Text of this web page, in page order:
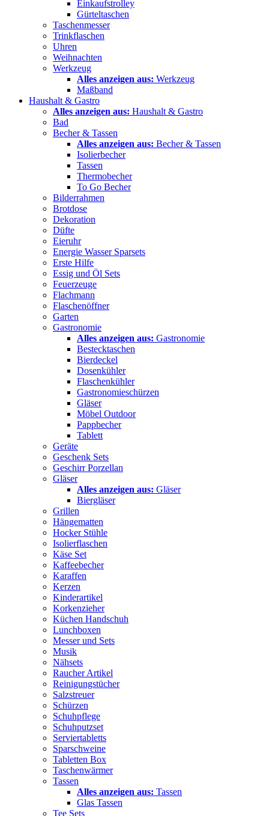
Einkaufstrolley
Gürteltaschen
Taschenmesser
Trinkflaschen
Uhren
Weihnachten
Werkzeug
Alles anzeigen aus: Werkzeug
Maßband
Haushalt & Gastro
Alles anzeigen aus: Haushalt & Gastro
Bad
Becher & Tassen
Alles anzeigen aus: Becher & Tassen
Isolierbecher
Tassen
Thermobecher
To Go Becher
Bilderrahmen
Brotdose
Dekoration
Düfte
Eieruhr
Energie Wasser Sparsets
Erste Hilfe
Essig und Öl Sets
Feuerzeuge
Flachmann
Flaschenöffner
Garten
Gastronomie
Alles anzeigen aus: Gastronomie
Bestecktaschen
Bierdeckel
Dosenkühler
Flaschenkühler
Gastronomieschürzen
Gläser
Möbel Outdoor
Pappbecher
Tablett
Geräte
Geschenk Sets
Geschirr Porzellan
Gläser
Alles anzeigen aus: Gläser
Biergläser
Grillen
Hängematten
Hocker Stühle
Isolierflaschen
Käse Set
Kaffeebecher
Karaffen
Kerzen
Kinderartikel
Korkenzieher
Küchen Handschuh
Lunchboxen
Messer und Sets
Musik
Nähsets
Raucher Artikel
Reinigungstücher
Salzstreuer
Schürzen
Schuhpflege
Schuhputzset
Serviertabletts
Sparschweine
Tabletten Box
Taschenwärmer
Tassen
Alles anzeigen aus: Tassen
Glas Tassen
Tee Sets